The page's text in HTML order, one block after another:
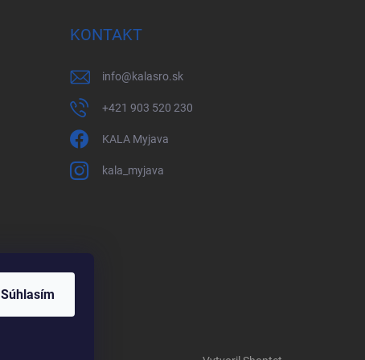
Súhlasím
KONTAKT
info@kalasro.sk
+421 903 520 230
KALA Myjava
kala_myjava